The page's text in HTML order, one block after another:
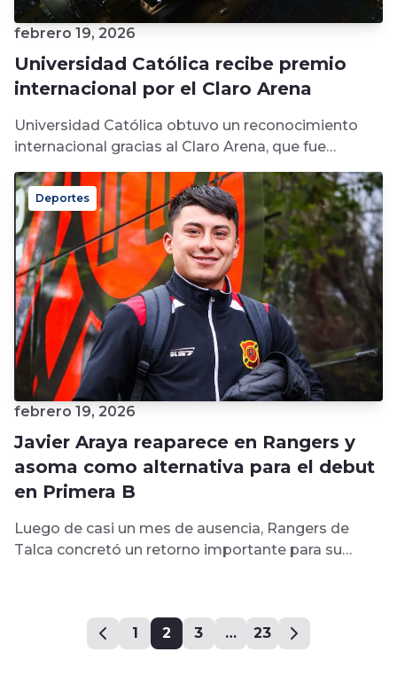
febrero 19, 2026
Universidad Católica recibe premio
internacional por el Claro Arena
Universidad Católica obtuvo un reconocimiento
internacional gracias al Claro Arena, que fue
distinguido con el premio “Building of the Year...
febrero 19, 2026
Javier Araya reaparece en Rangers y
asoma como alternativa para el debut
en Primera B
Luego de casi un mes de ausencia, Rangers de
Talca concretó un retorno importante para su
Deportes
1 2 3 … 23